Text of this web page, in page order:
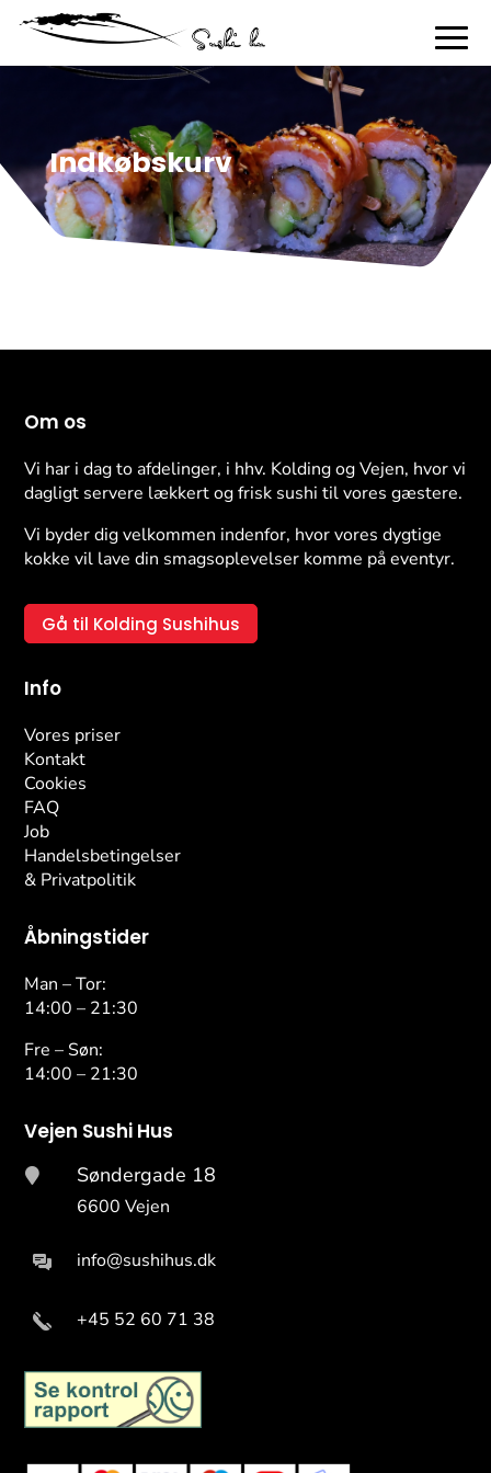
Indkøbskurv
Om os
Vi har i dag to afdelinger, i hhv. Kolding og Vejen, hvor vi
dagligt servere lækkert og frisk sushi til vores gæstere.
Vi byder dig velkommen indenfor, hvor vores dygtige
kokke vil lave din smagsoplevelser komme på eventyr.
Gå til Kolding Sushihus
Info
Vores priser
Kontakt
Cookies
FAQ
Job
Handelsbetingelser
& Privatpolitik
Åbningstider
Man – Tor:
14:00 – 21:30
Fre – Søn:
14:00 – 21:30
Vejen Sushi Hus
 Søndergade 18
6600 Vejen
info@sushihus.dk
+45 52 60 71 38